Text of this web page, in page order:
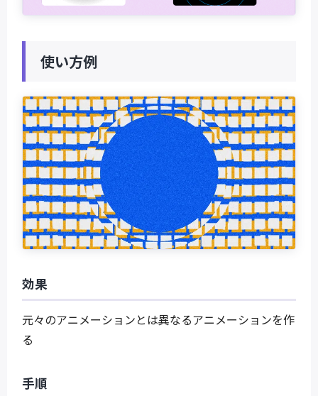
使い方例
効果
元々のアニメーションとは異なるアニメーションを作
る
手順